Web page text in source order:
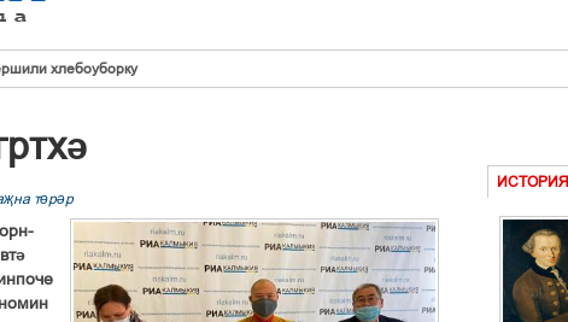
хлебоуборку
с 1 октября
төрәр
ИСТОРИЯ